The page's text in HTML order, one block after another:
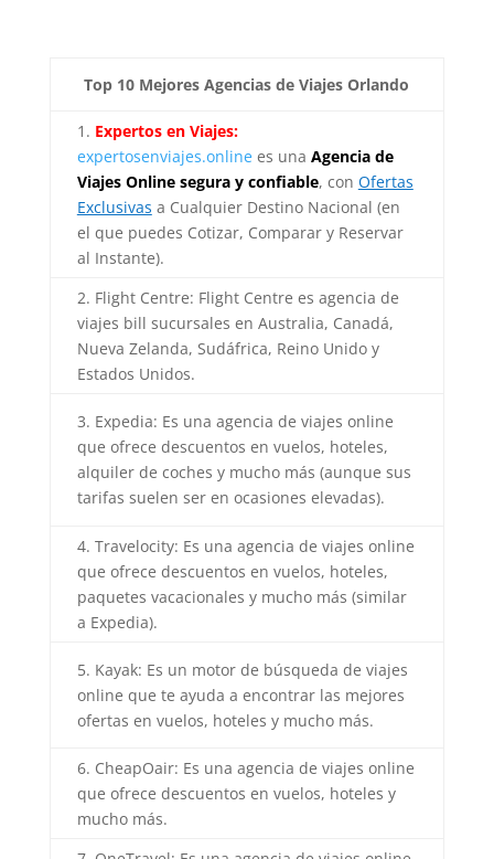
Top 10 Mejores Agencias de Viajes Orlando
1. Expertos en Viajes:
expertosenviajes.onlinees una Agencia de
Viajes Online segura y confiable, con Ofertas
Exclusivas a Cualquier Destino Nacional (en
el que puedes Cotizar, Comparar y Reservar
al Instante).
2. Flight Centre: Flight Centre es agencia de
viajes bill sucursales en Australia, Canadá,
Nueva Zelanda, Sudáfrica, Reino Unido y
Estados Unidos.
3. Expedia: Es una agencia de viajes online
que ofrece descuentos en vuelos, hoteles,
alquiler de coches y mucho más (aunque sus
tarifas suelen ser en ocasiones elevadas).
4. Travelocity: Es una agencia de viajes online
que ofrece descuentos en vuelos, hoteles,
paquetes vacacionales y mucho más (similar
a Expedia).
5. Kayak: Es un motor de búsqueda de viajes
online que te ayuda a encontrar las mejores
ofertas en vuelos, hoteles y mucho más.
6. CheapOair: Es una agencia de viajes online
que ofrece descuentos en vuelos, hoteles y
mucho más.